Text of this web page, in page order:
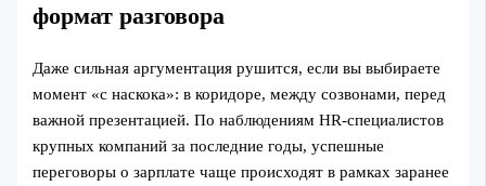
формат разговора
Даже сильная аргументация рушится, если вы выбираете
момент «с наскока»: в коридоре, между созвонами, перед
важной презентацией. По наблюдениям HR-специалистов
крупных компаний за последние годы, успешные
переговоры о зарплате чаще происходят в рамках заранее